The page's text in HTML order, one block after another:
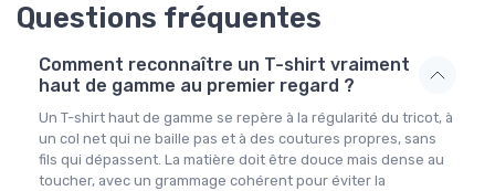
Questions fréquentes
Comment reconnaître un T-shirt vraiment
haut de gamme au premier regard ?
Un T-shirt haut de gamme se repère à la régularité du tricot, à
un col net qui ne baille pas et à des coutures propres, sans
fils qui dépassent. La matière doit être douce mais dense au
toucher, avec un grammage cohérent pour éviter la